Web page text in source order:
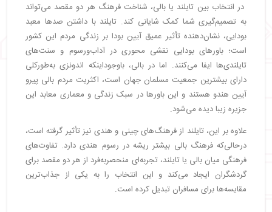
در انتخاب بین تایلند یا بالی، شناخت فرهنگ هر دو مقصد می‌تواند
به تصمیم‌گیری شما کمک شایانی کند. تایلند با داشتن صدها معبد
بودایی، نشان‌دهنده تأثیر عمیق آیین بودا بر زندگی مردم این کشور
است؛ باورهای بودایی نقشی محوری در آداب‌ورسوم و سنت‌های
تایلندی‌ها ایفا می‌کنند. اما در بالی، باوجوداینکه اندونزی به‌طورکلی
دارای بیشترین جمعیت مسلمان جهان است، اکثریت مردم بالی پیرو
آیین هندو هستند و این باورها در سبک زندگی و معماری معابد این
جزیره زیبا دیده می‌شود.
علاوه بر این، تایلند از فرهنگ‌های چینی و هندی نیز تأثیر گرفته است،
درحالی‌که فرهنگ بالی بیشتر ریشه در رسوم هندی دارد. تفاوت‌های
فرهنگی میان بالی یا تایلند، تجربه‌ای منحصربه‌فرد از هر دو مقصد برای
گردشگران ایجاد می‌کند و این انتخاب را به یکی از جذاب‌ترین
مقایسه‌ها برای مسافران تبدیل کرده است.